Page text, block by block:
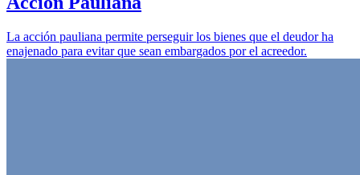
La acción pauliana permite perseguir los bienes que el deudor ha
enajenado para evitar que sean embargados por el acreedor.